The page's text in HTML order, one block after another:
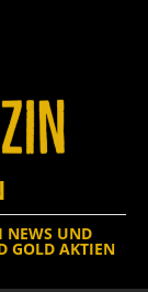
NEWS UND
GOLD AKTIEN